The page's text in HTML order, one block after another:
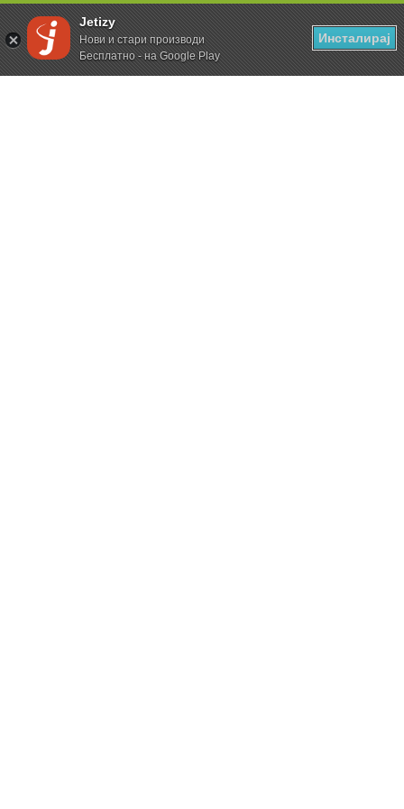
Jetizy
Нови и стари производи
Бесплатно - на Google Play
Инсталирај